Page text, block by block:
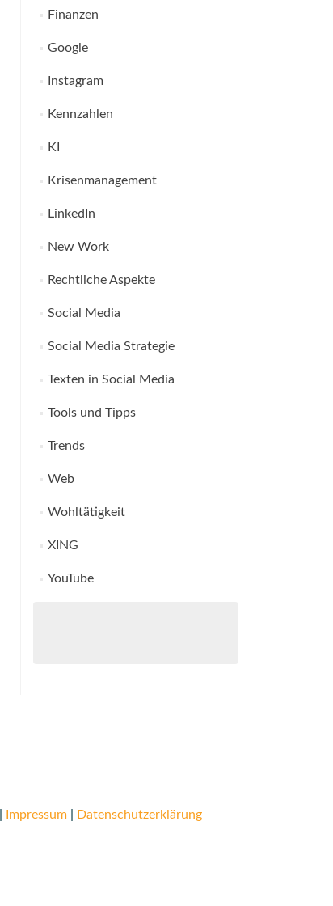
Finanzen
Google
Instagram
Kennzahlen
KI
Krisenmanagement
LinkedIn
New Work
Rechtliche Aspekte
Social Media
Social Media Strategie
Texten in Social Media
Tools und Tipps
Trends
Web
Wohltätigkeit
XING
YouTube
Impressum|
Datenschutzerklärung